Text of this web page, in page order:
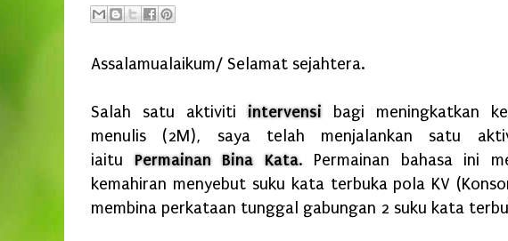
Assalamualaikum/ Selamat sejahtera.
Salah satu aktiviti intervensi bagi meningkatkan
menulis (2M), saya telah menjalankan satu
iaitu Permainan Bina Kata. Permainan bahasa ini
kemahiran menyebut suku kata terbuka pola KV
membina perkataan tunggal gabungan 2 suku kata